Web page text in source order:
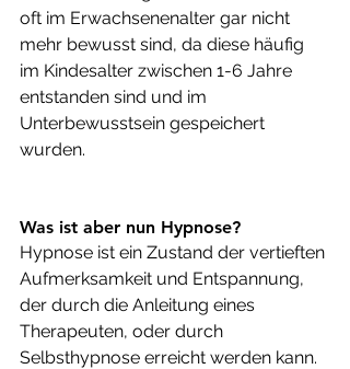
oft im Erwachsenenalter gar nicht
mehr bewusst sind, da diese häufig
im Kindesalter zwischen 1-6 Jahre
entstanden sind und im
Unterbewusstsein gespeichert
wurden.
Was ist aber nun Hypnose?
Hypnose ist ein Zustand der vertieften
Aufmerksamkeit und Entspannung,
der durch die Anleitung eines
Therapeuten, oder durch
Selbsthypnose erreicht werden kann.